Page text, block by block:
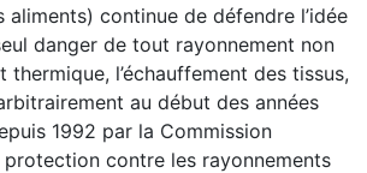
aliments) continue de défendre l’idée
danger de tout rayonnement non
thermique, l’échauffement des tissus,
au début des années
1992 par la Commission
contre les rayonnements